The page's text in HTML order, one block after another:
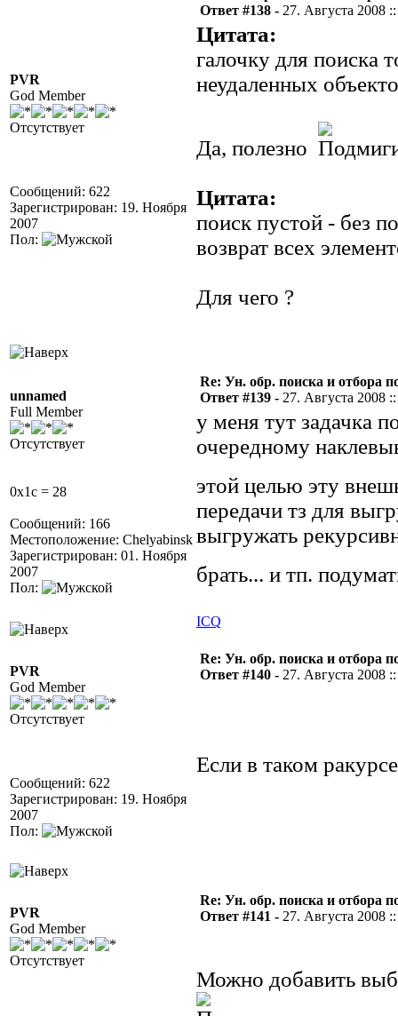
PVR
God Member
Отсутствует
Сообщений: 622
Зарегистрирован: 19. Ноября
2007
Пол:
Ответ #138 - 27. Августа 2008
Цитата:
галочку для поиска
неудаленных
Да, полезно
Цитата:
поиск пустой - без
возврат всех
Для чего ?
unnamed
Full Member
Отсутствует
0x1c = 28
Сообщений: 166
Местоположение: Chelyabinsk
Зарегистрирован: 01. Ноября
2007
Пол:
Re: Ун. обр. поиска и отбора
Ответ #139 - 27. Августа 2008
у меня тут задачка
очередному
этой целью эту
передачи тз для
выгружать
брать... и тп.
ICQ
PVR
God Member
Отсутствует
Сообщений: 622
Зарегистрирован: 19. Ноября
2007
Пол:
Re: Ун. обр. поиска и отбора
Ответ #140 - 27. Августа 2008
Если в таком
PVR
God Member
Отсутствует
Re: Ун. обр. поиска и отбора
Ответ #141 - 27. Августа 2008
Можно добавить